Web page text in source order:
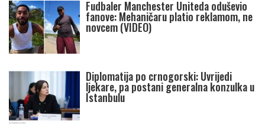
Fudbaler Manchester Uniteda oduševio
fanove: Mehaničaru platio reklamom, ne
novcem (VIDEO)
Diplomatija po crnogorski: Uvrijedi
ljekare, pa postani generalna konzulka u
Istanbulu